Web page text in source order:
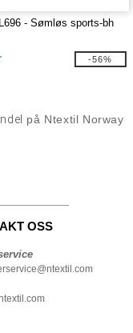
- Sømløs sports-bh
-56%
på Ntextil Norway
OSS